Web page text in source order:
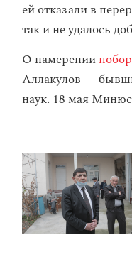
ей отказали в
так и не удалось
О намерении
Аллакулов —
наук. 18 мая